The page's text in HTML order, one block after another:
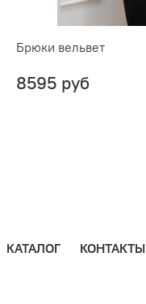
Брюки вельвет
8595 руб
КАТАЛОГ КОНТАКТЫ